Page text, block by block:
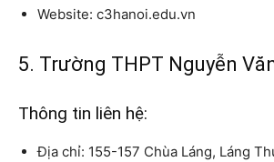
Website: c3hanoi.edu.vn
5. Trường THPT Nguyễn
Thông tin liên hệ:
Địa chỉ: 155-157 Chùa Láng, Láng